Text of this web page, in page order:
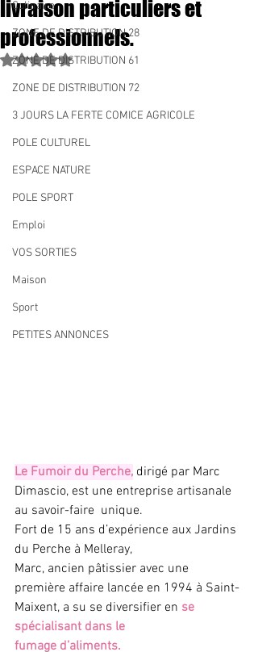
Culinaire
ZONE DE DISTRIBUTION 28
ZONE DE DISTRIBUTION 61
ZONE DE DISTRIBUTION 72
3 JOURS LA FERTE COMICE AGRICOLE
POLE CULTUREL
ESPACE NATURE
POLE SPORT
Emploi
VOS SORTIES
Maison
Sport
PETITES ANNONCES
livraison particuliers et
professionnels.
Noté NaN étoiles sur 5.
Le Fumoir du Perche, dirigé par Marc
Dimascio, est une entreprise artisanale
au savoir-faire  unique.
Fort de 15 ans d’expérience aux Jardins
du Perche à Melleray,
Marc, ancien pâtissier avec une
première affaire lancée en 1994 à Saint-
Maixent, a su se diversifier en se
spécialisant dans le
fumage d’aliments.